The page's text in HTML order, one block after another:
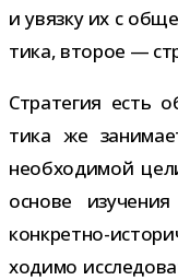
и увязку их с
тика, вто­рое —
Стратегия есть
тика же
необ­хо­ди­мой
основе
конкретно-​
хо­димо